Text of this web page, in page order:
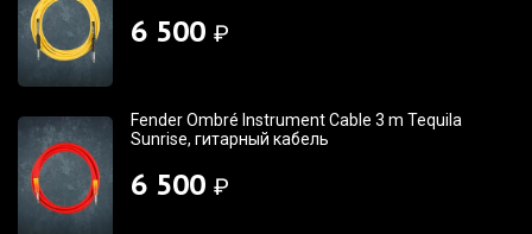
6 500 ₽
Fender Ombré Instrument Cable 3 m Tequila
Sunrise, гитарный кабель
6 500 ₽